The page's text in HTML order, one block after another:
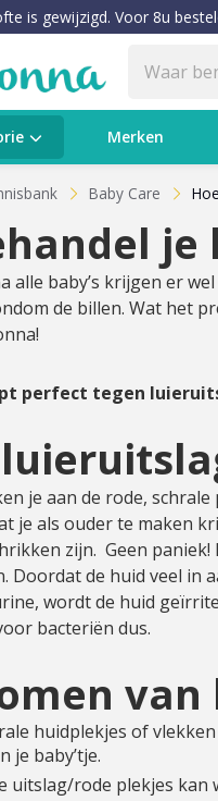
is gewijzigd. Voor 8u
Merken
& Huidcondities
Gezondheid
producten
2025
nu in voor Beauty News
Baby Care
alle baby’s krijgen er
de billen. Wat het
perfect tegen
je aan de rode,
je als ouder te maken
zijn. Geen
Doordat de huid veel
wordt de huid
bacteriën dus.
huidplekjes of
je baby’tje.
uitslag/rode plekjes kan